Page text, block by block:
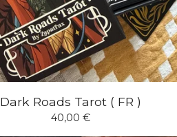
Dark Roads Tarot ( FR )
40,00 €